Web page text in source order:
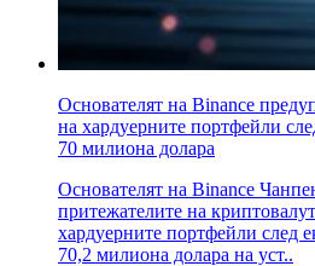
Основателят на Binance
на хардуерните портфейли
70 милиона долара
Основателят на Binance
притежателите на
хардуерните портфейли след
70,2 милиона долара на уст..